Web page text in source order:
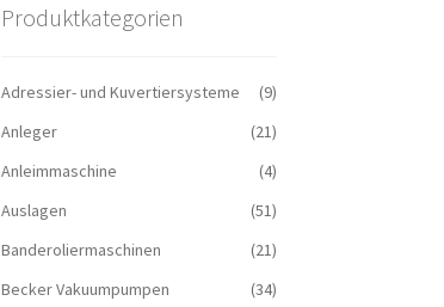
Produktkategorien
Adressier- und Kuvertiersysteme
(9)
Anleger
(21)
Anleimmaschine
(4)
Auslagen
(51)
Banderoliermaschinen
(21)
Becker Vakuumpumpen
(34)